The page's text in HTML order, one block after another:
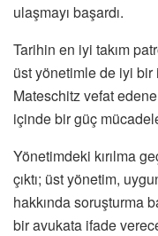
ulaşmayı başardı.
Tarihin en iyi takım
üst yönetimle de iyi
Mateschitz vefat
içinde bir güç
Yönetimdeki kırılma
çıktı; üst yönetim,
hakkında soruşturma
bir avukata ifade